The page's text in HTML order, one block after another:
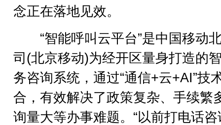
念正在落地见效。
“智能呼叫云平台”是中国移动
司(北京移动)为经开区量身打造的
务咨询系统，通过“通信+云+AI”技
合，有效解决了政策复杂、手续繁
询量大等办事难题。“以前打电话